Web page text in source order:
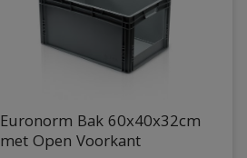
Euronorm Bak 60x40x32cm
met Open Voorkant